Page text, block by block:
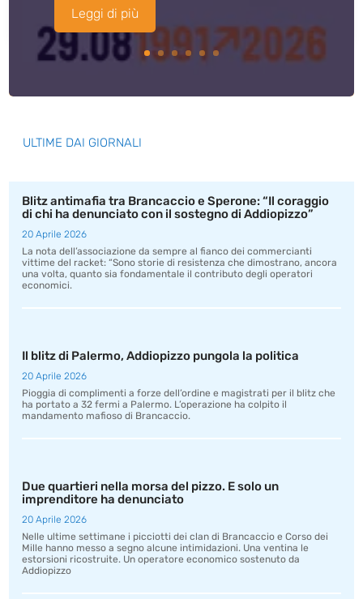
Leggi di più
ULTIME DAI GIORNALI
Blitz antimafia tra Brancaccio e Sperone: “Il coraggio
di chi ha denunciato con il sostegno di Addiopizzo”
20 Aprile 2026
La nota dell’associazione da sempre al fianco dei commercianti
vittime del racket: “Sono storie di resistenza che dimostrano, ancora
una volta, quanto sia fondamentale il contributo degli operatori
economici.
Il blitz di Palermo, Addiopizzo pungola la politica
20 Aprile 2026
Pioggia di complimenti a forze dell’ordine e magistrati per il blitz che
ha portato a 32 fermi a Palermo. L’operazione ha colpito il
mandamento mafioso di Brancaccio.
Due quartieri nella morsa del pizzo. E solo un
imprenditore ha denunciato
20 Aprile 2026
Nelle ultime settimane i picciotti dei clan di Brancaccio e Corso dei
Mille hanno messo a segno alcune intimidazioni. Una ventina le
estorsioni ricostruite. Un operatore economico sostenuto da
Addiopizzo